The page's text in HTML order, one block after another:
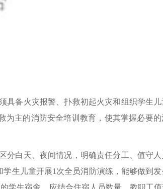
具备火灾报警、扑救初起火灾和组织学生
主的消防安全培训教育，使其掌握必要的
分白天、夜间情况，明确责任分工、值守
生儿童开展1次全员消防演练，能够做到
学生宿舍，应结合住宿人员数量、教职工